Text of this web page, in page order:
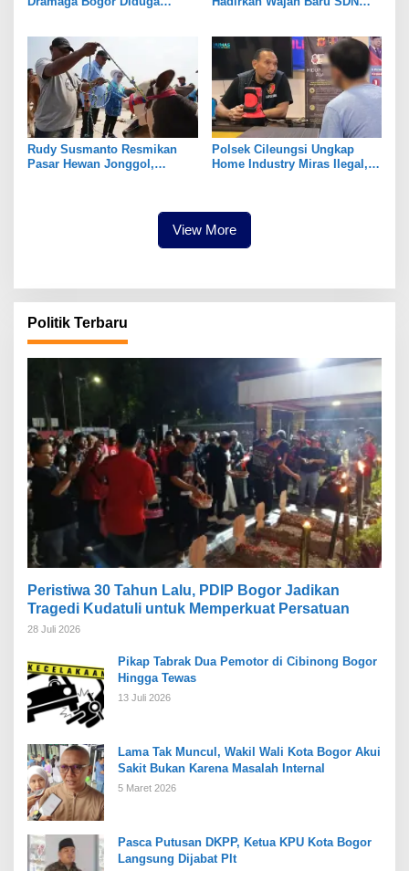
Pembangunan
Rudy Susmanto Resmikan
Pasar Hewan Jonggol,
Polsek Cileungsi Ungkap
Home Industry Miras Ilegal,
View More
Politik Terbaru
Peristiwa 30 Tahun Lalu, PDIP Bogor Jadikan
Tragedi Kudatuli untuk Memperkuat Persatuan
28 Juli 2026
Pikap Tabrak Dua Pemotor di Cibinong Bogor
Hingga Tewas
13 Juli 2026
Lama Tak Muncul, Wakil Wali Kota Bogor Akui
Sakit Bukan Karena Masalah Internal
5 Maret 2026
Pasca Putusan DKPP, Ketua KPU Kota Bogor
Langsung Dijabat Plt